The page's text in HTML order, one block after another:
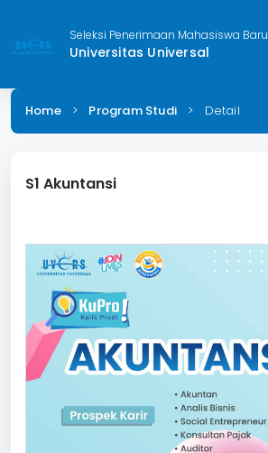
Seleksi Penerimaan Mahasiswa Baru
Universitas Universal
Home > Program Studi > Detail
S1 Akuntansi